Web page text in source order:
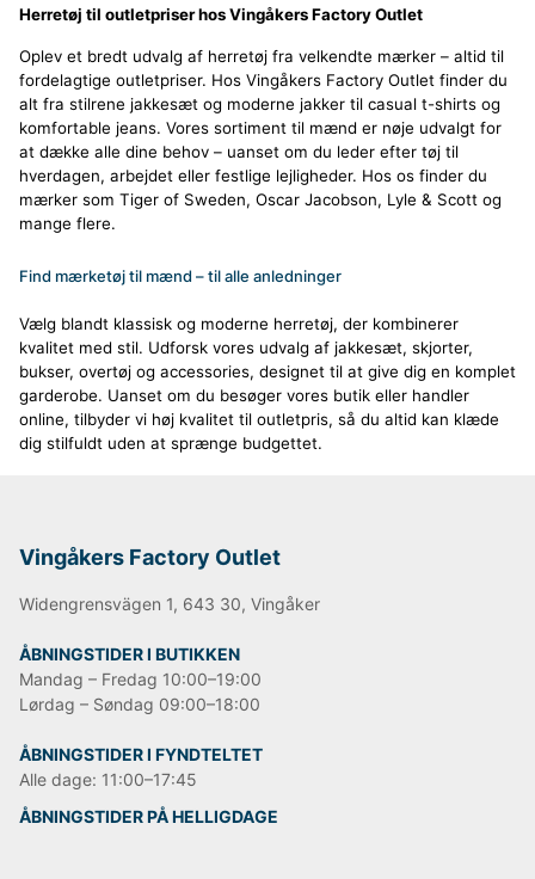
Herretøj til outletpriser hos Vingåkers Factory Outlet
Oplev et bredt udvalg af herretøj fra velkendte mærker – altid til
fordelagtige outletpriser. Hos Vingåkers Factory Outlet finder du
alt fra stilrene jakkesæt og moderne jakker til casual t-shirts og
komfortable jeans. Vores sortiment til mænd er nøje udvalgt for
at dække alle dine behov – uanset om du leder efter tøj til
hverdagen, arbejdet eller festlige lejligheder. Hos os finder du
mærker som Tiger of Sweden, Oscar Jacobson, Lyle & Scott og
mange flere.
Find mærketøj til mænd – til alle anledninger
Vælg blandt klassisk og moderne herretøj, der kombinerer
kvalitet med stil. Udforsk vores udvalg af jakkesæt, skjorter,
bukser, overtøj og accessories, designet til at give dig en komplet
garderobe. Uanset om du besøger vores butik eller handler
online, tilbyder vi høj kvalitet til outletpris, så du altid kan klæde
dig stilfuldt uden at sprænge budgettet.
Vingåkers Factory Outlet
Widengrensvägen 1, 643 30, Vingåker
ÅBNINGSTIDER I BUTIKKEN
Mandag – Fredag 10:00–19:00
Lørdag – Søndag 09:00–18:00
ÅBNINGSTIDER I FYNDTELTET
Alle dage: 11:00–17:45
ÅBNINGSTIDER PÅ HELLIGDAGE